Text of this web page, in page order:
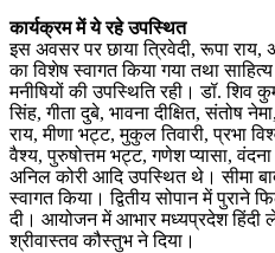
कार्यक्रम में ये रहे उपस्थित
इस अवसर पर छाया त्रिवेदी, रूपा
का विशेष स्वागत किया गया तथा
मनीषियों की उपस्थिति रही। डॉ. शिव
सिंह, गीता दुबे, भावना दीक्षित, संतोष
राय, मीणा भट्ट, मुकुल तिवारी, प्रभा
वैश्य, पुरुषोत्तम भट्ट, गणेश प्यासा,
अनिल कोरी आदि उपस्थित थे। सीमा
स्वागत किया। द्वितीय सोपान में पुराने
दी। आयोजन में आभार मध्यप्रदेश हिंदी
श्रीवास्तव कौस्तुभ ने दिया।